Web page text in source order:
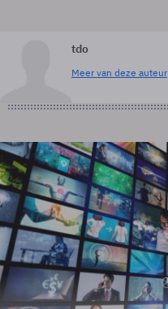
tdo
Meer van deze auteur